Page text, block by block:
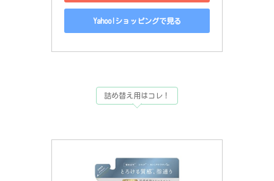
Yahoo!ショッピングで見る
詰め替え用はコレ！